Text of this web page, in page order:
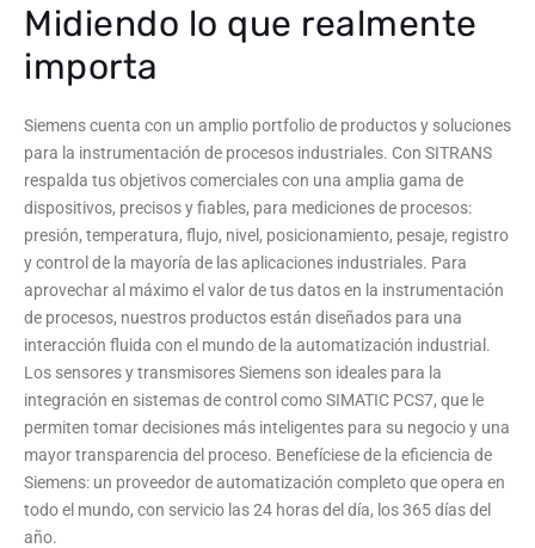
Midiendo lo que realmente
importa
Siemens cuenta con un amplio portfolio de productos y soluciones
para la instrumentación de procesos industriales. Con SITRANS
respalda tus objetivos comerciales con una amplia gama de
dispositivos, precisos y fiables, para mediciones de procesos:
presión, temperatura, flujo, nivel, posicionamiento, pesaje, registro
y control de la mayoría de las aplicaciones industriales. Para
aprovechar al máximo el valor de tus datos en la instrumentación
de procesos, nuestros productos están diseñados para una
interacción fluida con el mundo de la automatización industrial.
Los sensores y transmisores Siemens son ideales para la
integración en sistemas de control como SIMATIC PCS7, que le
permiten tomar decisiones más inteligentes para su negocio y una
mayor transparencia del proceso. Benefíciese de la eficiencia de
Siemens: un proveedor de automatización completo que opera en
todo el mundo, con servicio las 24 horas del día, los 365 días del
año.